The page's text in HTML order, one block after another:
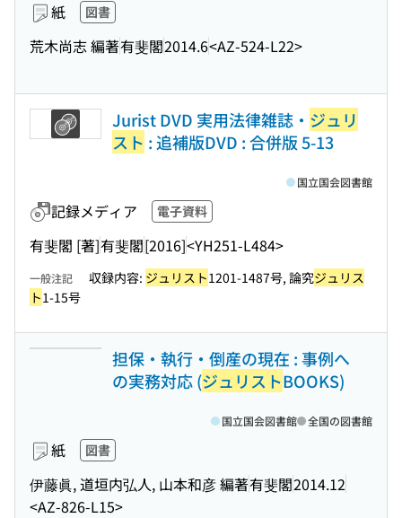
紙 図書
荒木尚志 編著有斐閣2014.6<AZ-524-L22>
Jurist DVD 実用法律雑誌・ ジュリ
スト : 追補版DVD : 合併版 5-13
記録メディア 電子資料
有斐閣 [著]有斐閣[2016]<YH251-L484>
国立国会図書館
一般注記 収録内容: ジュリスト1201-1487号, 論究ジュリス
ト1-15号
担保・執行・倒産の現在 : 事例へ
の実務対応 (ジュリストBOOKS)
紙 図書
伊藤眞, 道垣内弘人, 山本和彦 編著有斐閣2014.12
<AZ-826-L15>
国立国会図書館 全国の図書館